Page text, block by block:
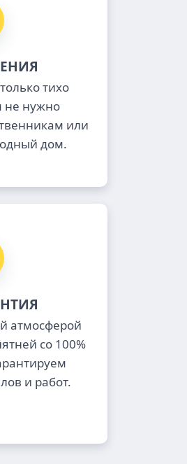
тихо
не нужно
или
дом.
атмосферой
со 100%
и работ.